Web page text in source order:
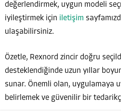
değerlendirmek, uygun modeli
iyileştirmek için iletişim
ulaşabilirsiniz.
Özetle, Rexnord zincir doğru
desteklendiğinde uzun yıllar
sunar. Önemli olan, uygulamaya
belirlemek ve güvenilir bir